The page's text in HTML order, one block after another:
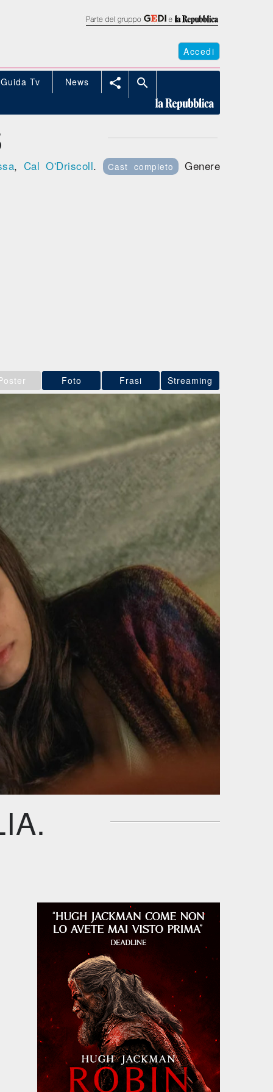
Accedi
Guida Tv News  
, Cal O'Driscoll. Cast completo Genere
Foto Frasi Streaming
Biografico -
Drammatico
Commedia